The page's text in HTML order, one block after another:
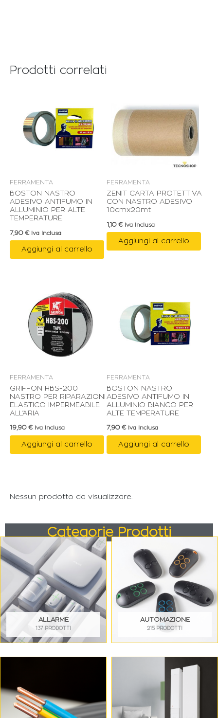
Prodotti correlati
FERRAMENTA
BOSTON NASTRO
ADESIVO ANTIFUMO IN
ALLUMINIO PER ALTE
TEMPERATURE
7,90 € Iva Inclusa
Aggiungi al carrello
FERRAMENTA
ZENIT CARTA PROTETTIVA
CON NASTRO ADESIVO
10cmx20mt
1,10 € Iva Inclusa
Aggiungi al carrello
FERRAMENTA
GRIFFON HBS-200
NASTRO PER RIPARAZIONI
ELASTICO IMPERMEABILE
ALL’ARIA
19,90 € Iva Inclusa
Aggiungi al carrello
FERRAMENTA
BOSTON NASTRO
ADESIVO ANTIFUMO IN
ALLUMINIO BIANCO PER
ALTE TEMPERATURE
7,90 € Iva Inclusa
Aggiungi al carrello
Nessun prodotto da visualizzare.
Categorie Prodotti
ALLARME
137 PRODOTTI
AUTOMAZIONE
215 PRODOTTI